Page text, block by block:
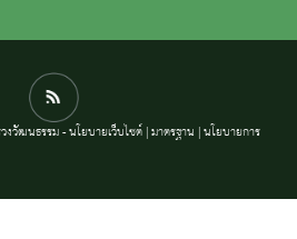
งวัฒนธรรม -นโยบายเว็บไซต์|มาตรฐาน |นโยบายการ